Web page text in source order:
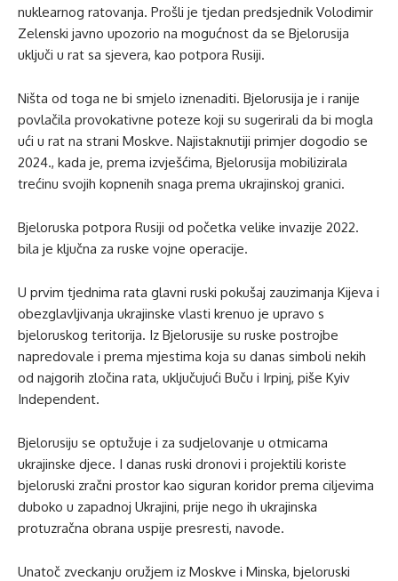
nuklearnog ratovanja. Prošli je tjedan predsjednik Volodimir
Zelenski javno upozorio na mogućnost da se Bjelorusija
uključi u rat sa sjevera, kao potpora Rusiji.
Ništa od toga ne bi smjelo iznenaditi. Bjelorusija je i ranije
povlačila provokativne poteze koji su sugerirali da bi mogla
ući u rat na strani Moskve. Najistaknutiji primjer dogodio se
2024., kada je, prema izvješćima, Bjelorusija mobilizirala
trećinu svojih kopnenih snaga prema ukrajinskoj granici.
Bjeloruska potpora Rusiji od početka velike invazije 2022.
bila je ključna za ruske vojne operacije.
U prvim tjednima rata glavni ruski pokušaj zauzimanja Kijeva i
obezglavljivanja ukrajinske vlasti krenuo je upravo s
bjeloruskog teritorija. Iz Bjelorusije su ruske postrojbe
napredovale i prema mjestima koja su danas simboli nekih
od najgorih zločina rata, uključujući Buču i Irpinj, piše Kyiv
Independent.
Bjelorusiju se optužuje i za sudjelovanje u otmicama
ukrajinske djece. I danas ruski dronovi i projektili koriste
bjeloruski zračni prostor kao siguran koridor prema ciljevima
duboko u zapadnoj Ukrajini, prije nego ih ukrajinska
protuzračna obrana uspije presresti, navode.
Unatoč zveckanju oružjem iz Moskve i Minska, bjeloruski